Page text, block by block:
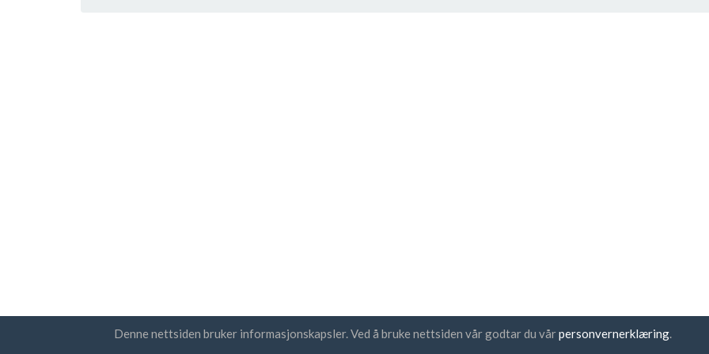
Denne nettsiden bruker informasjonskapsler. Ved å bruke nettsiden vår godtar du vårpersonvernerklæring.